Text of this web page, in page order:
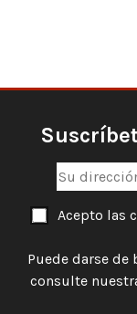
Acepto las
Puede darse de
consulte